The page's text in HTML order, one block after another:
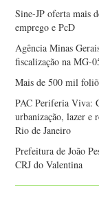
Sine-JP oferta mais
emprego e PcD
Agência Minas
fiscalização na MG-
Mais de 500 mil
PAC Periferia Viva:
urbanização, lazer e
Rio de Janeiro
Prefeitura de João
CRJ do Valentina